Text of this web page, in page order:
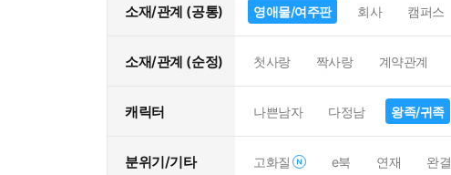
소재/관계 (공통) 영애물/여주판 회사 캠퍼스
소재/관계 (순정) 첫사랑 짝사랑 계약관계
캐릭터 나쁜남자 다정남 왕족/귀족
분위기/기타 고화질 e북 연재 완결